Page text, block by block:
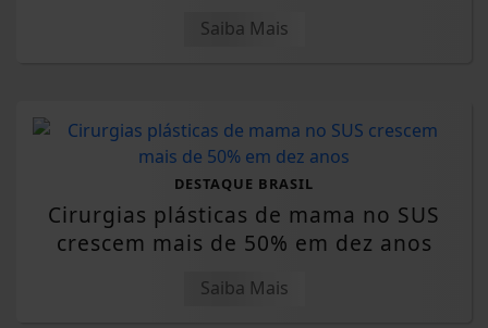
Saiba Mais
DESTAQUE BRASIL
Cirurgias plásticas de mama no SUS
crescem mais de 50% em dez anos
Saiba Mais